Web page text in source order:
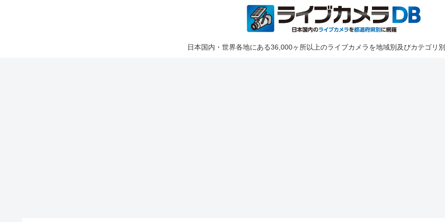
日本国内・世界各地にある36,000ヶ所以上のライブカメラを地域別及びカテゴリ別